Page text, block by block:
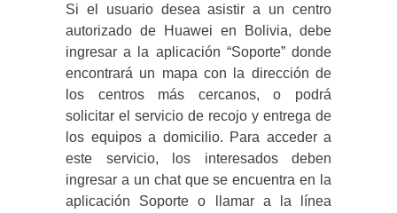
Si el usuario desea asistir a un centro
autorizado de Huawei en Bolivia, debe
ingresar a la aplicación “Soporte” donde
encontrará un mapa con la dirección de
los centros más cercanos, o podrá
solicitar el servicio de recojo y entrega de
los equipos a domicilio. Para acceder a
este servicio, los interesados deben
ingresar a un chat que se encuentra en la
aplicación Soporte o llamar a la línea